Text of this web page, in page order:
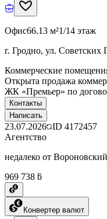
Офис66.13 м²1/14 этаж
г. Гродно, ул. Советских
Коммерческие
Открыта продажа
ЖК «Премьер» по
Контакты
Написать
23.07.2026 ID 4172457
Агентство
недалеко от
969 738 ƃ
Конвертер валют